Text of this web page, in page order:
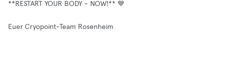
**RESTART YOUR BODY – NOW!** 💙
Euer Cryopoint-Team Rosenheim